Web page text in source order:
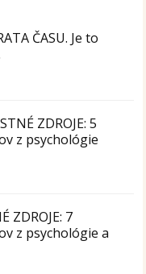
ČASU. Je to
ZDROJE: 5
z psychológie
ZDROJE: 7
z psychológie a